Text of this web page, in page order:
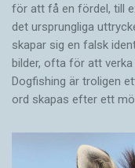
för att få en fördel, till
det ursprungliga
skapar sig en falsk
bilder, ofta för att
Dogfishing är troligen
ord skapas efter ett